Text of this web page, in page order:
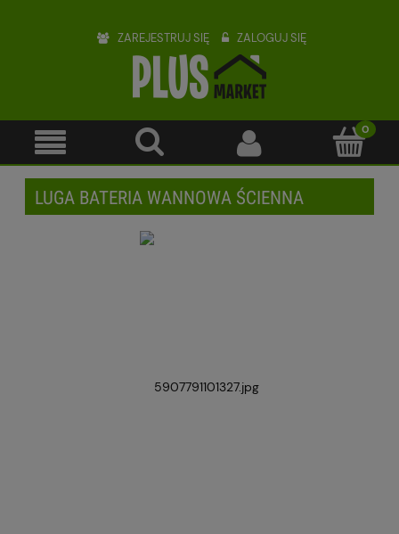
ZAREJESTRUJ SIĘ ZALOGUJ SIĘ
LUGA BATERIA WANNOWA ŚCIENNA